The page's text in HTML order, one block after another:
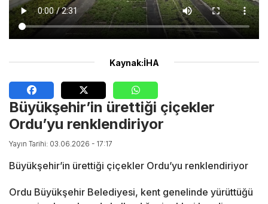
Kaynak:İHA
Büyükşehir’in ürettiği çiçekler
Ordu’yu renklendiriyor
Yayın Tarihi: 03.06.2026 - 17:17
Büyükşehir’in ürettiği çiçekler Ordu’yu renklendiriyor
Ordu Büyükşehir Belediyesi, kent genelinde yürüttüğü